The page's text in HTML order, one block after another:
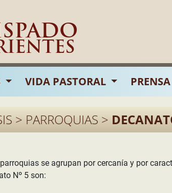
VIDA PASTORAL PRENSA
> PARROQUIAS >
se agrupan por cercanía y por
Nº 5 son: